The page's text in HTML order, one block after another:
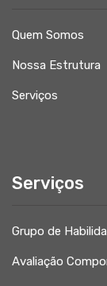
Quem Somos
Nossa Estrutura
Serviços
Serviços
Grupo de
Avaliação